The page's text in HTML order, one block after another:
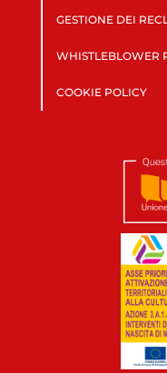
GESTIONE DEI
WHISTLEBLOWER
COOKIE POLICY